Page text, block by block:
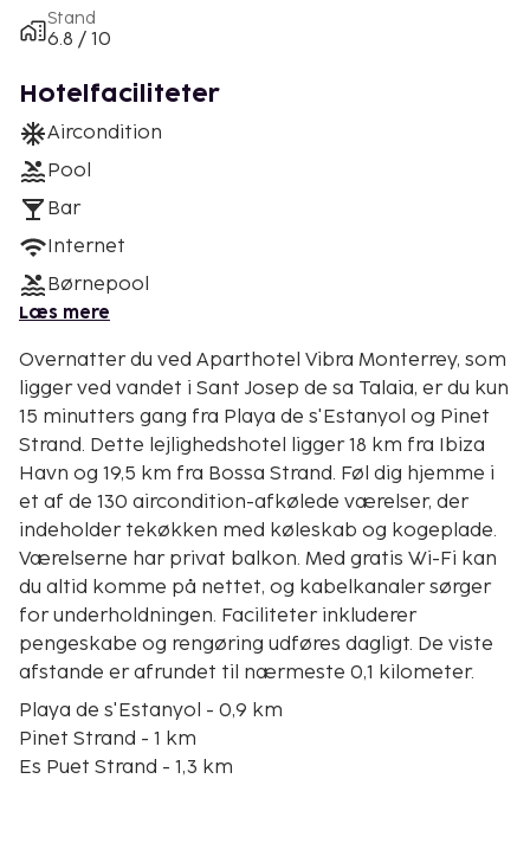
Stand
6.8 / 10
Hotelfaciliteter
Aircondition
Pool
Bar
Internet
Børnepool
Læs mere
Overnatter du ved Aparthotel Vibra Monterrey, som
ligger ved vandet i Sant Josep de sa Talaia, er du kun
15 minutters gang fra Playa de s'Estanyol og Pinet
Strand. Dette lejlighedshotel ligger 18 km fra Ibiza
Havn og 19,5 km fra Bossa Strand. Føl dig hjemme i
et af de 130 aircondition-afkølede værelser, der
indeholder tekøkken med køleskab og kogeplade.
Værelserne har privat balkon. Med gratis Wi-Fi kan
du altid komme på nettet, og kabelkanaler sørger
for underholdningen. Faciliteter inkluderer
pengeskabe og rengøring udføres dagligt. De viste
afstande er afrundet til nærmeste 0,1 kilometer.
Playa de s'Estanyol - 0,9 km
Pinet Strand - 1 km
Es Puet Strand - 1,3 km